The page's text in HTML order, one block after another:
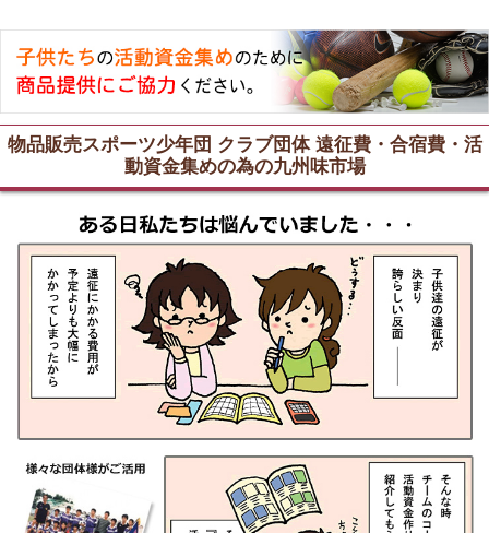
物品販売スポーツ少年団 クラブ団体 遠征費・合宿費・活
動資金集めの為の九州味市場